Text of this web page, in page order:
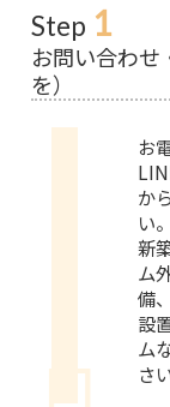
Step 1
お問い合わ
を）
お
か
い。
新
ム
備
設
ム
さ